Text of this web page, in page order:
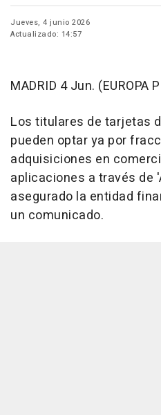
Jueves, 4 junio 2026
Actualizado: 14:57
MADRID 4 Jun. (EUROPA
Los titulares de tarjetas
pueden optar ya por
adquisiciones en
aplicaciones a través de
asegurado la entidad
un comunicado.